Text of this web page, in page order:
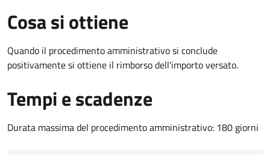
Cosa si ottiene
Quando il procedimento amministrativo si conclude
positivamente si ottiene il rimborso dell'importo versato.
Tempi e scadenze
Durata massima del procedimento amministrativo: 180 giorni